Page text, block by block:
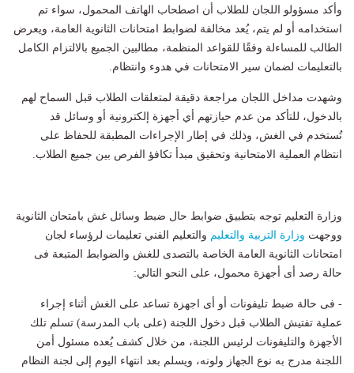
وأكد مسؤولو اللجان للطلاب أن اصطحاب الهاتف المحمول، سواء تم
استخدامه أو لم يتم، يُعد مخالفة لضوابط امتحانات الثانوية العامة، ويعرض
الطالب للمساءلة وفقًا للقواعد المنظمة، مطالبين الجميع بالالتزام الكامل
بالتعليمات لضمان سير الامتحانات في هدوء وانتظام.
وشهدت مداخل اللجان مراجعة دقيقة لمتعلقات الطلاب قبل السماح لهم
بالدخول، للتأكد من عدم حيازتهم أي أجهزة إلكترونية أو وسائل قد
تُستخدم في الغش، وذلك في إطار الإجراءات المطبقة للحفاظ على
انتظام العملية الامتحانية وتحقيق مبدأ تكافؤ الفرص بين جميع الطلاب.
وزارة التعليم توجه بتطبيق ضوابط حال ضبط وسائل غش بامتحان الثانوية
ووجهت وزارة التربية والتعليم والتعليم الفني تعليمات لرؤساء لجان
امتحانات الثانوية العامة الخاصة بالتصدى للغش والضوابط المتبعة فى
حالة رصد أى أجهزة محمول، على النحو التالي:
- فى حالة ضبط تليفونات أو أى اجهزة تساعد على الغش أثناء إجراء
عملية تفتيش الطلاب قبل دخول اللجنة (على باب المدرسة) تسلم تلك
الأجهزة والتليفونات لرئيس اللجنة، من خلال كشف يُعده مسئول أمن
اللجنة مدرج به نوع الجهاز ولونه، ويسلم بعد انتهاء اليوم إلى لجنة النظام